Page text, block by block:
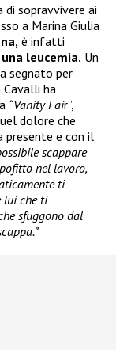
di sopravvivere ai
a Marina Giulia
è infatti
leucemia. Un
segnato per
ha
“Vanity Fair”,
dolore che
presente e con il
scappare
nel lavoro,
ti
lui che ti
sfuggono dal